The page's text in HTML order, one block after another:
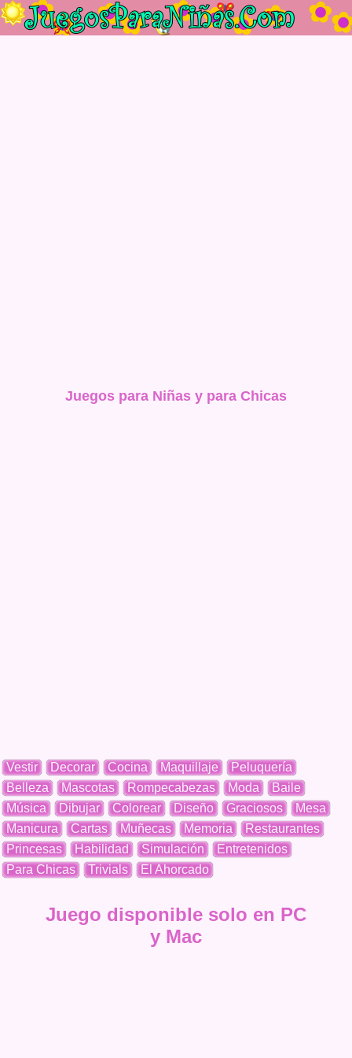
Juegos para Niñas y para Chicas
Vestir Decorar Cocina Maquillaje
Peluquería
Belleza
Mascotas Rompecabezas Moda
Baile
Música
Dibujar Colorear Diseño Graciosos
Mesa
Manicura
Cartas Muñecas Memoria
Restaurantes
Princesas
Habilidad Simulación
Entretenidos
Para Chicas
Trivials El Ahorcado
Juego disponible solo en PC
y Mac